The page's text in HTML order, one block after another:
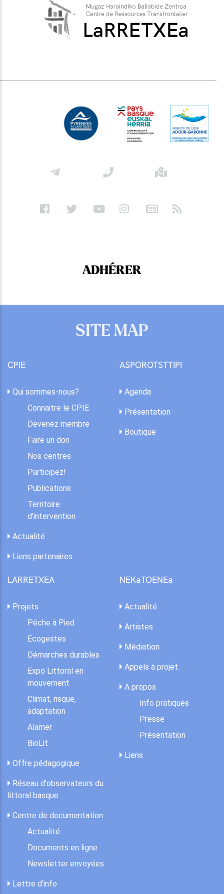
ADHÉRER
SITE MAP
CPIE
Qui sommes-nous?
Connaitre le CPIE
Devenez membre
Faire un don
Nos centres
Participez!
Publications
Territoire
d'intervention
Actualité
Liens partenaires
ASPOROTSTTIPI
Agenda
Présentation
Boutique
LARRETXEA
Projets
Pêche à Pied
Ecogestes
Démarches durables
Expo Littoral en
mouvement
Climat, risque,
adaptation
Alamer
BioLit
Offre pédagogique
Réseau d'observateurs du
littoral basque
Centre de documentation
Actualité
Documents en ligne
Newsletter envoyées
Lettre d'info
NEKaTOENEa
Actualité
Artistes
Médiation
Appels à projet
A propos
Info pratiques
Presse
Présentation
Liens